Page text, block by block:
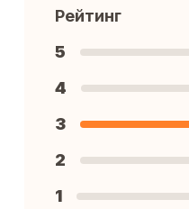
Рейтинг
5
4
3
2
1